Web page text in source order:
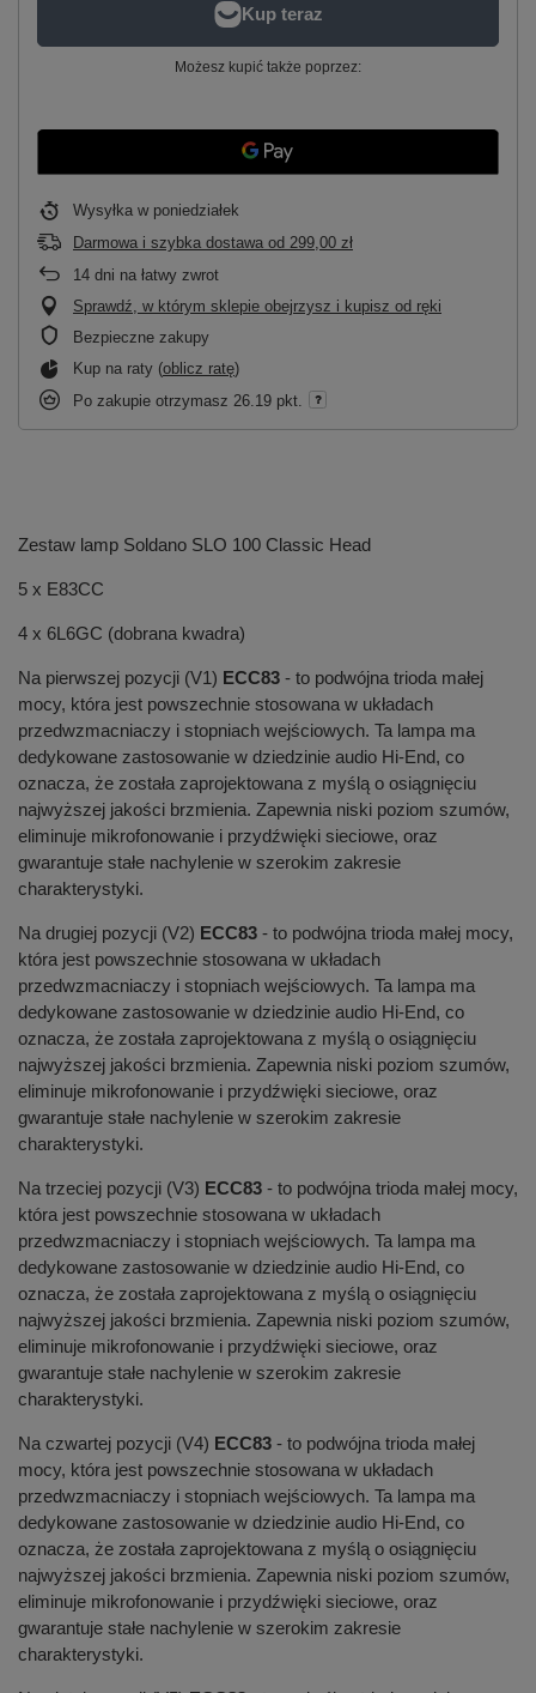
Możesz kupić także poprzez:
Wysyłka w poniedziałek
Darmowa i szybka dostawa od 299,00 zł
14 dni na łatwy zwrot
Sprawdź, w którym sklepie obejrzysz i kupisz od ręki
Bezpieczne zakupy
Kup na raty (oblicz ratę)
Po zakupie otrzymasz 26.19 pkt.
Zestaw lamp Soldano SLO 100 Classic Head
5 x E83CC
4 x 6L6GC (dobrana kwadra)
Na pierwszej pozycji (V1) ECC83 - to podwójna trioda małej
mocy, która jest powszechnie stosowana w układach
przedwzmacniaczy i stopniach wejściowych. Ta lampa ma
dedykowane zastosowanie w dziedzinie audio Hi-End, co
oznacza, że została zaprojektowana z myślą o osiągnięciu
najwyższej jakości brzmienia. Zapewnia niski poziom szumów,
eliminuje mikrofonowanie i przydźwięki sieciowe, oraz
gwarantuje stałe nachylenie w szerokim zakresie
charakterystyki.
Na drugiej pozycji (V2) ECC83 - to podwójna trioda małej mocy,
która jest powszechnie stosowana w układach
przedwzmacniaczy i stopniach wejściowych. Ta lampa ma
dedykowane zastosowanie w dziedzinie audio Hi-End, co
oznacza, że została zaprojektowana z myślą o osiągnięciu
najwyższej jakości brzmienia. Zapewnia niski poziom szumów,
eliminuje mikrofonowanie i przydźwięki sieciowe, oraz
gwarantuje stałe nachylenie w szerokim zakresie
charakterystyki.
Na trzeciej pozycji (V3) ECC83 - to podwójna trioda małej mocy,
która jest powszechnie stosowana w układach
przedwzmacniaczy i stopniach wejściowych. Ta lampa ma
dedykowane zastosowanie w dziedzinie audio Hi-End, co
oznacza, że została zaprojektowana z myślą o osiągnięciu
najwyższej jakości brzmienia. Zapewnia niski poziom szumów,
eliminuje mikrofonowanie i przydźwięki sieciowe, oraz
gwarantuje stałe nachylenie w szerokim zakresie
charakterystyki.
Na czwartej pozycji (V4) ECC83 - to podwójna trioda małej
mocy, która jest powszechnie stosowana w układach
przedwzmacniaczy i stopniach wejściowych. Ta lampa ma
dedykowane zastosowanie w dziedzinie audio Hi-End, co
oznacza, że została zaprojektowana z myślą o osiągnięciu
najwyższej jakości brzmienia. Zapewnia niski poziom szumów,
eliminuje mikrofonowanie i przydźwięki sieciowe, oraz
gwarantuje stałe nachylenie w szerokim zakresie
charakterystyki.